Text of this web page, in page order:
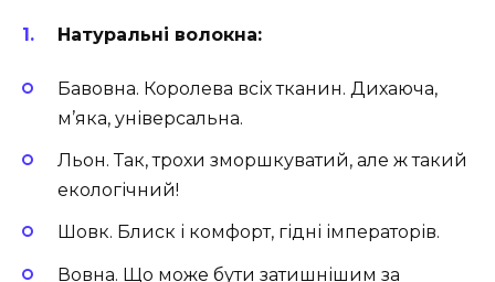
Натуральні волокна:
Бавовна. Королева всіх тканин. Дихаюча,
м’яка, універсальна.
Льон. Так, трохи зморшкуватий, але ж такий
екологічний!
Шовк. Блиск і комфорт, гідні імператорів.
Вовна. Що може бути затишнішим за